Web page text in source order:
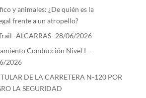
y animales: ¿De quién es la
frente a un atropello?
-ALCARRAS- 28/06/2026
Conducción Nivel I –
2026
DE LA CARRETERA N-120 POR
LA SEGURIDAD